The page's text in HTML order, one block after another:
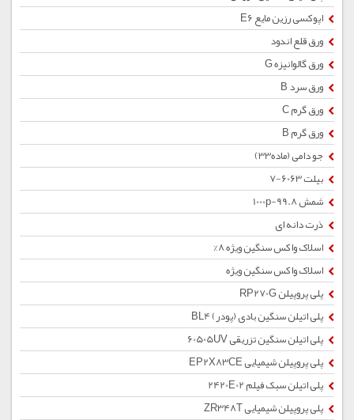
اپوکسی رزین مایع E6
ورق قلع اندود
ورق گالوانیزه G
ورق سرد B
ورق گرم C
ورق گرم B
جو دامی (ماده33)
بیلت 6063-7
شمش 1000p-99.8
ذرت دانه ای
اسلاک واکس سنگین ویژه 8%
اسلاک واکس سنگین ویژه
پلی پروپیلن RP270G
پلی اتیلن سنگین بادی (پودر) BL4
پلی اتیلن سنگین تزریقی 60505UV
پلی پروپیلن شیمیایی EP2X83CE
پلی اتیلن سبک فیلم 2420E02
پلی پروپیلن شیمیایی ZR348T